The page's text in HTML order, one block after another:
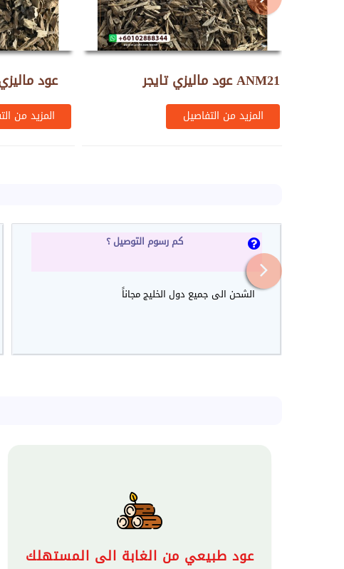
عود
المزيد من
عود ماليزي تايجر ANM21
المزيد من التفاصيل
كم رسوم التوصيل ؟
الشحن الى جميع دول الخليج مجاناً
عود طبيعي من الغابة الى المستهلك